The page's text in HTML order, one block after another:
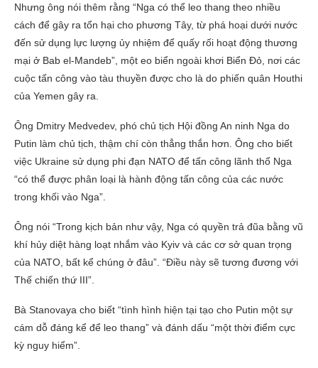
Nhưng ông nói thêm rằng “Nga có thể leo thang theo nhiều
cách để gây ra tổn hại cho phương Tây, từ phá hoại dưới nước
đến sử dụng lực lượng ủy nhiệm để quấy rối hoạt động thương
mại ở Bab el-Mandeb”, một eo biển ngoài khơi Biển Đỏ, nơi các
cuộc tấn công vào tàu thuyền được cho là do phiến quân Houthi
của Yemen gây ra.
Ông Dmitry Medvedev, phó chủ tịch Hội đồng An ninh Nga do
Putin làm chủ tịch, thậm chí còn thẳng thắn hơn. Ông cho biết
việc Ukraine sử dụng phi đạn NATO để tấn công lãnh thổ Nga
“có thể được phân loại là hành động tấn công của các nước
trong khối vào Nga”.
Ông nói “Trong kịch bản như vậy, Nga có quyền trả đũa bằng vũ
khí hủy diệt hàng loạt nhắm vào Kyiv và các cơ sở quan trọng
của NATO, bất kể chúng ở đâu”. “Điều này sẽ tương đương với
Thế chiến thứ III”.
Bà Stanovaya cho biết “tình hình hiện tại tạo cho Putin một sự
cám dỗ đáng kể để leo thang” và đánh dấu “một thời điểm cực
kỳ nguy hiểm”.